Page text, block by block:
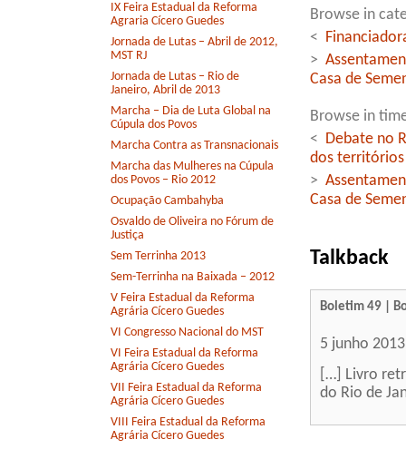
IX Feira Estadual da Reforma
Agraria Cícero Guedes
Jornada de Lutas – Abril de 2012,
MST RJ
Jornada de Lutas – Rio de
Janeiro, Abril de 2013
Marcha – Dia de Luta Global na
Cúpula dos Povos
Marcha Contra as Transnacionais
Marcha das Mulheres na Cúpula
dos Povos – Rio 2012
Ocupação Cambahyba
Osvaldo de Oliveira no Fórum de
Justiça
Sem Terrinha 2013
Sem-Terrinha na Baixada – 2012
V Feira Estadual da Reforma
Agrária Cícero Guedes
VI Congresso Nacional do MST
VI Feira Estadual da Reforma
Agrária Cícero Guedes
VII Feira Estadual da Reforma
Agrária Cícero Guedes
VIII Feira Estadual da Reforma
Agrária Cícero Guedes
Browse in
<
>
Casa de
Browse in
<
Debate no
dos territórios
>
Casa de
Talkback
Boletim 49 |
5 junho
[…] Livro
do Rio de